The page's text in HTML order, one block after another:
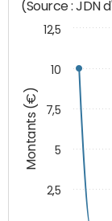
Montants (€)
(Source : JDN
2,5
5
7,5
10
12,5